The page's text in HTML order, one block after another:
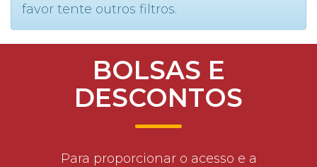
UATI
favor tente outros filtros.
BOLSAS E
DESCONTOS
Para proporcionar o acesso e a